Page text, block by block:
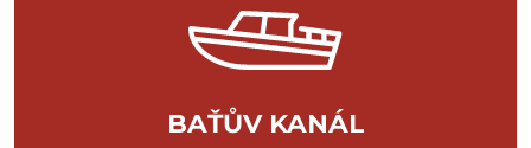
BAŤŮV KANÁL